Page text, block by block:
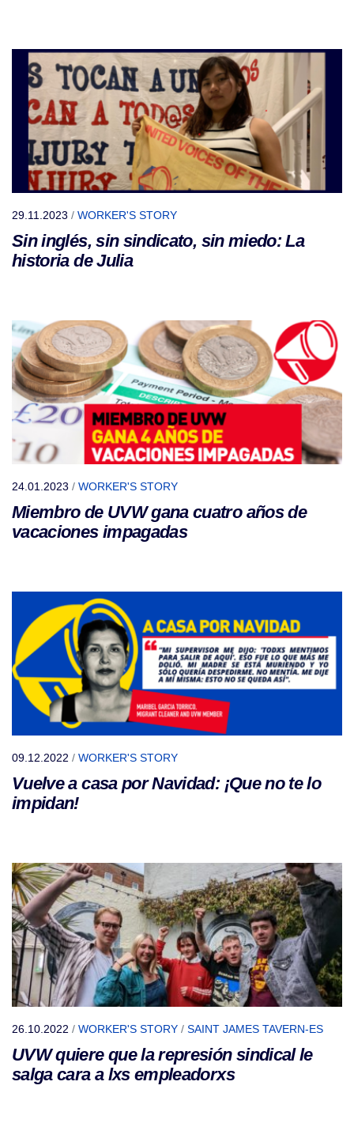
29.11.2023 / WORKER'S STORY
Sin inglés, sin sindicato, sin miedo: La
historia de Julia
24.01.2023 / WORKER'S STORY
Miembro de UVW gana cuatro años de
vacaciones impagadas
09.12.2022 / WORKER'S STORY
Vuelve a casa por Navidad: ¡Que no te lo
impidan!
26.10.2022 / WORKER'S STORY / SAINT JAMES TAVERN-ES
UVW quiere que la represión sindical le
salga cara a lxs empleadorxs